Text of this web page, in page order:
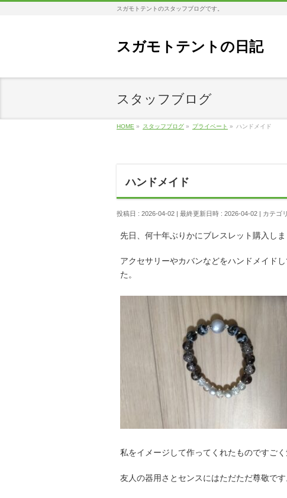
スガモトテントのスタッフブログです。
スガモトテントの日記
スタッフブログ
HOME » スタッフブログ » プライベート » ハンドメイド
ハンドメイド
投稿日 : 2026-04-02 最終更新日時 : 2026-04-02 カテゴ
先日、何十年ぶりかにブレスレット購入しま
アクセサリーやカバンなどをハンドメイド
た。
私をイメージして作ってくれたものですごく
友人の器用さとセンスにはただただ尊敬です